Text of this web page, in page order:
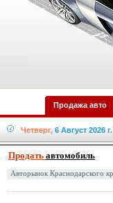
Продажа авто
Четверг, 6 Август 2026 г.
Продать автомобиль
Авторынок Краснодарского